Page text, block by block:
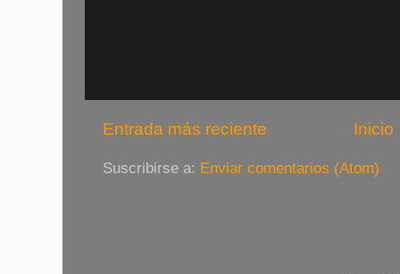
Entrada más reciente Inicio
Suscribirse a: Enviar comentarios (Atom)